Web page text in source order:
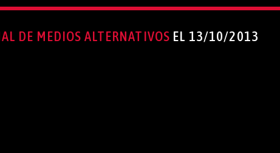
DE MEDIOS ALTERNATIVOS EL 13/10/2013